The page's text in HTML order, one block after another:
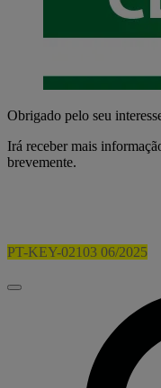
Obrigado pelo seu
Irá receber mais
brevemente.
PT-KEY-02103 06/2025
Fechar